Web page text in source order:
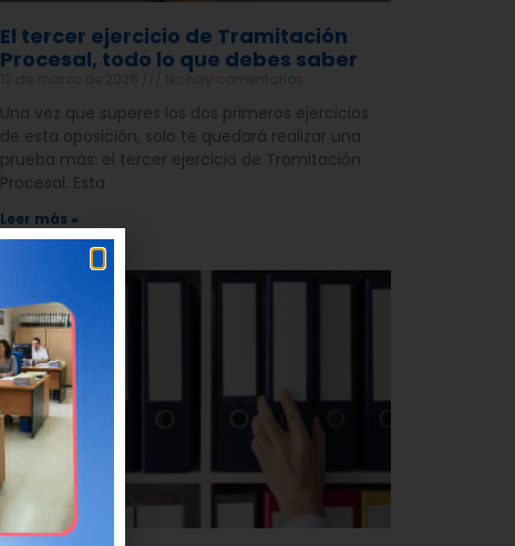
El tercer ejercicio de Tramitación
Procesal, todo lo que debes saber
Una vez que superes los dos primeros ejercicios
de esta oposición, solo te quedará realizar una
prueba más: el tercer ejercicio de Tramitación
Procesal. Esta
Leer más »